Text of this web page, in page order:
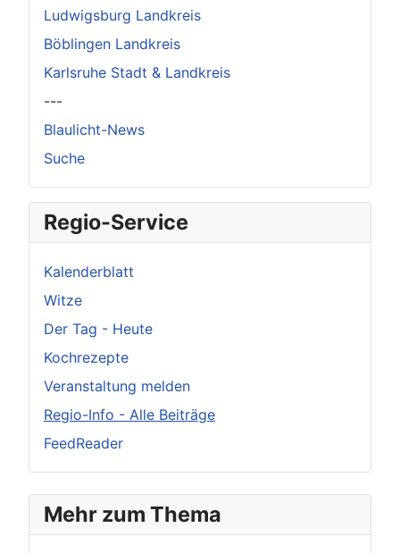
Ludwigsburg Landkreis
Böblingen Landkreis
Karlsruhe Stadt & Landkreis
---
Blaulicht-News
Suche
Regio-Service
Kalenderblatt
Witze
Der Tag - Heute
Kochrezepte
Veranstaltung melden
Regio-Info - Alle Beiträge
FeedReader
Mehr zum Thema